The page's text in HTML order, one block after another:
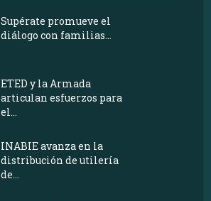
Supérate promueve el
diálogo con familias...
ETED y la Armada
articulan esfuerzos para
el...
INABIE avanza en la
distribución de utilería
de...